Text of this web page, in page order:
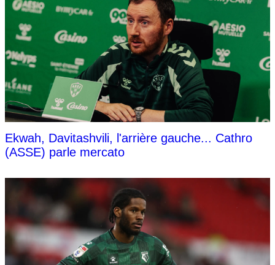
Ekwah, Davitashvili, l'arrière gauche... Cathro
(ASSE) parle mercato